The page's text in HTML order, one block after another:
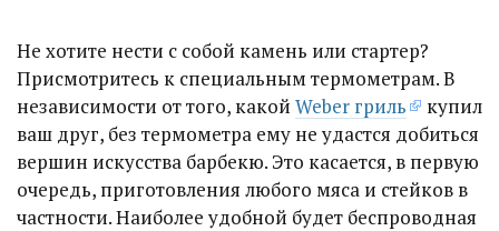
Не хотите нести с собой камень или стартер?
Присмотритесь к специальным термометрам. В
независимости от того, какой Weber гриль
купил
ваш друг, без термометра ему не удастся добиться
вершин искусства барбекю. Это касается, в первую
очередь, приготовления любого мяса и стейков в
частности. Наиболее удобной будет беспроводная